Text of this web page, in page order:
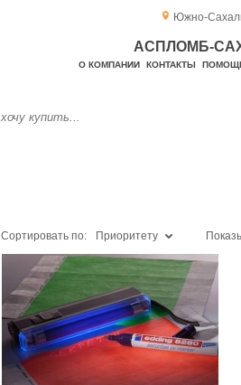
Южно-
АСПЛОМБ-
О КОМПАНИИ КОНТАКТЫ
Сортировать по: Приоритету